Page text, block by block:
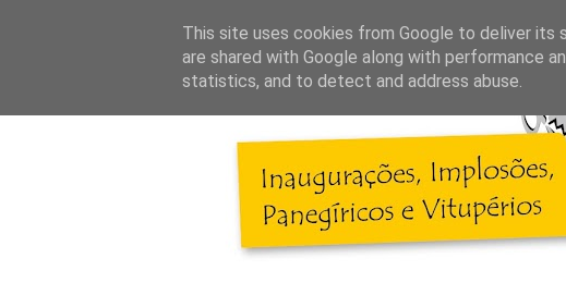
This site uses cookies from Google to deliver its
are shared with Google along with performance
statistics, and to detect and address abuse.